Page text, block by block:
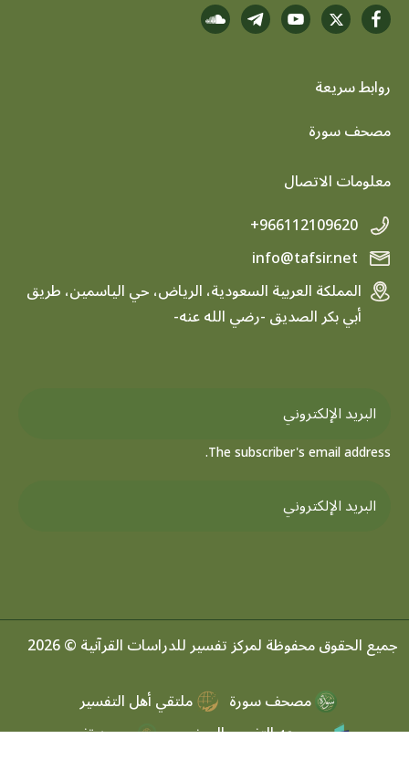
روابط سريعة
footer menu
مصحف سورة
معلومات الاتصال
+966112109620
المملكة العربية السعودية، الرياض، حي الياسمين، طريق
أبي بكر الصديق -رضي الله عنه-
The subscriber's email address.
جميع الحقوق محفوظة لمركز تفسير للدراسات القرآنية © 2026
مصحف سورة
ملتقي أهل التفسير
موسوعه التفسير الموضعي
مرصد تفسير